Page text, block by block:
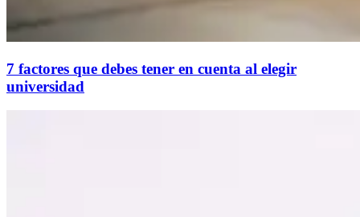
7 factores que debes tener en cuenta al elegir
universidad